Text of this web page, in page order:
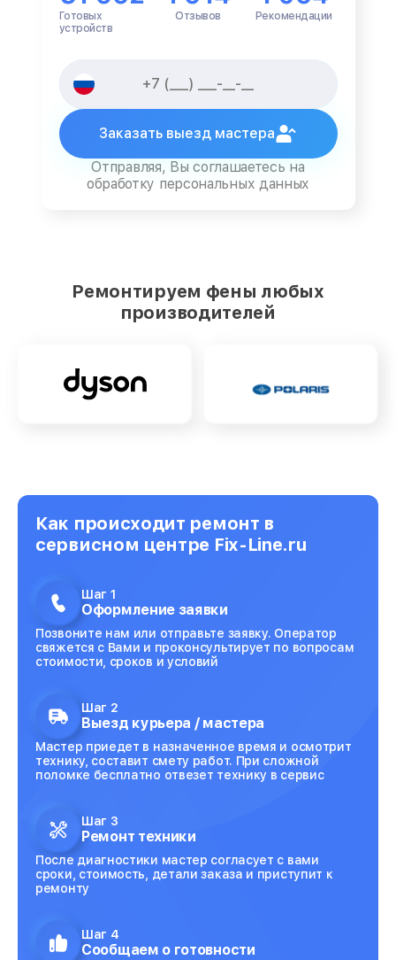
Готовых
устройств
Отзывов Рекомендации
Заказать выезд мастера
Отправляя, Вы соглашаетесь на
обработку персональных данных
Ремонтируем фены любых
производителей
Как происходит ремонт в
сервисном центре Fix-Line.ru
Шаг 1
Оформление заявки
Позвоните нам или отправьте заявку. Оператор
свяжется с Вами и проконсультирует по вопросам
стоимости, сроков и условий
Шаг 2
Выезд курьера / мастера
Мастер приедет в назначенное время и осмотрит
технику, составит смету работ. При сложной
поломке бесплатно отвезет технику в сервис
Шаг 3
Ремонт техники
После диагностики мастер согласует с вами
сроки, стоимость, детали заказа и приступит к
ремонту
Шаг 4
Сообщаем о готовности